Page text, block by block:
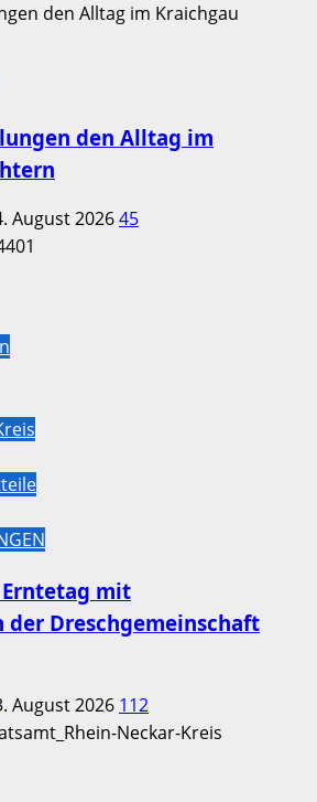
den Alltag im
August 202645
mit
der Dreschgemeinschaft
August 2026 112